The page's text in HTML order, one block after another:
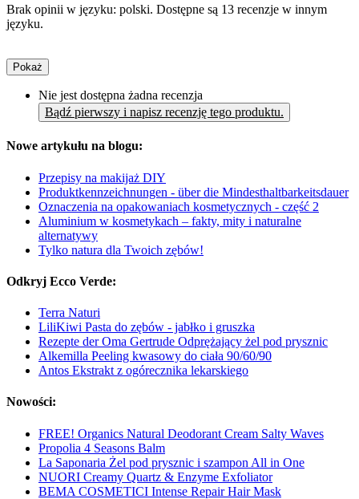
Brak opinii w języku: polski. Dostępne są 13 recenzje w innym
języku.
Pokaż
Nie jest dostępna żadna recenzja
Bądź pierwszy i napisz recenzję tego produktu.
Nowe artykułu na blogu:
Przepisy na makijaż DIY
Produktkennzeichnungen - über die Mindesthaltbarkeitsdauer
Oznaczenia na opakowaniach kosmetycznych - część 2
Aluminium w kosmetykach – fakty, mity i naturalne
alternatywy
Tylko natura dla Twoich zębów!
Odkryj Ecco Verde:
Terra Naturi
LiliKiwi Pasta do zębów - jabłko i gruszka
Rezepte der Oma Gertrude Odprężający żel pod prysznic
Alkemilla Peeling kwasowy do ciała 90/60/90
Antos Ekstrakt z ogórecznika lekarskiego
Nowości:
FREE! Organics Natural Deodorant Cream Salty Waves
Propolia 4 Seasons Balm
La Saponaria Żel pod prysznic i szampon All in One
NUORI Creamy Quartz & Enzyme Exfoliator
BEMA COSMETICI Intense Repair Hair Mask